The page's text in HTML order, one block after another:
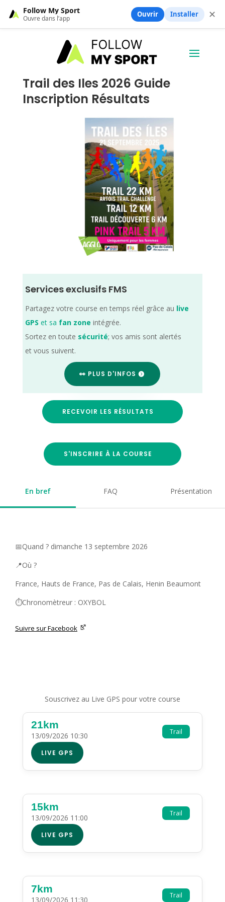
Trail des Iles 2026 Guide
Inscription Résultats
Services exclusifs FMS
Partagez votre course en temps réel grâce au live
GPS et sa fan zone intégrée.
Sortez en toute sécurité; vos amis sont alertés
et vous suivent.
👀 PLUS D'INFOS
RECEVOIR LES RÉSULTATS
S'INSCRIRE À LA COURSE
En bref FAQ Présentation
📅Quand ? dimanche 13 septembre 2026
📍Où ?
France, Hauts de France, Pas de Calais, Henin Beaumont
⏱️Chronomètreur : OXYBOL
Suivre sur Facebook
Souscrivez au Live GPS pour votre course
Trail
21km
13/09/2026 10:30
LIVE GPS
Trail
15km
13/09/2026 11:00
LIVE GPS
Trail
7km
13/09/2026 11:30
Follow My Sport
Ouvre dans l’app Ouvrir Installer ✕